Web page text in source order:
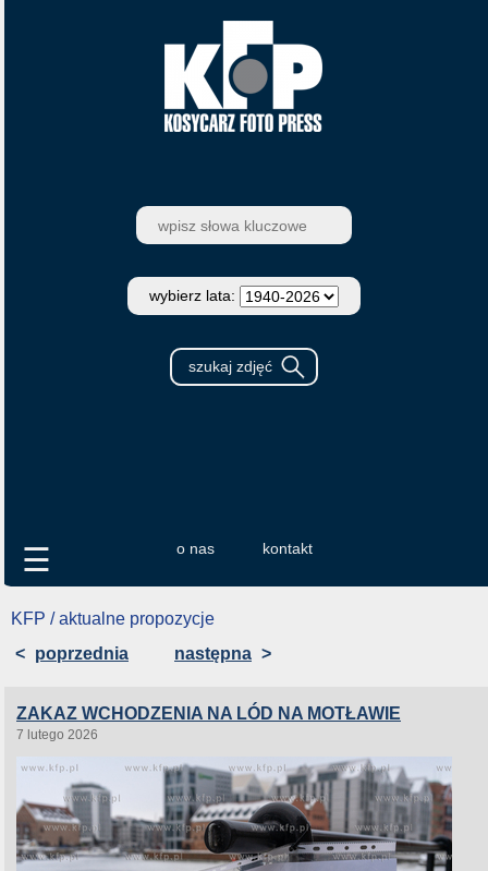
wybierz lata:
o nas kontakt
☰
KFP / aktualne propozycje
< poprzednia następna >
ZAKAZ WCHODZENIA NA LÓD NA MOTŁAWIE
7 lutego 2026